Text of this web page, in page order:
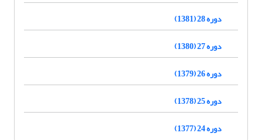
دوره 28 (1381)
دوره 27 (1380)
دوره 26 (1379)
دوره 25 (1378)
دوره 24 (1377)